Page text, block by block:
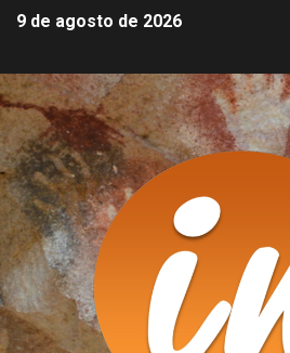
9 de agosto de 2026